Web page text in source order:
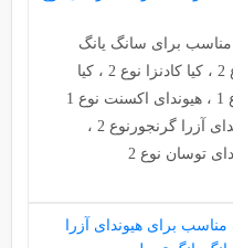
برای سانگ یانگ
تیولی ، کوراندو ، کیا اپتیما نوع 2 ، کیا کادنزا نوع 2 ، کیا
سراتو نوع 1 ، هیوندای النترا نوع 1 ، هیوندای اکسنت نوع 1
، هیوندای ولسترنوع 1 ، هیوندای آزرا گرنجورنوع 2 ،
توسان نوع 2